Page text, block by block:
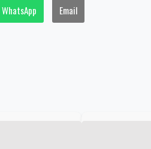
WhatsApp Email